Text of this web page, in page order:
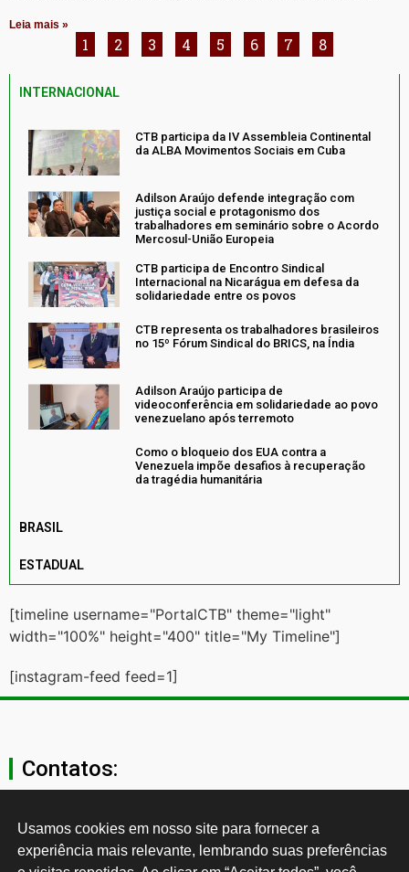
Leia mais »
1 2 3 4 5 6 7 8
INTERNACIONAL
CTB participa da IV Assembleia Continental
da ALBA Movimentos Sociais em Cuba
Adilson Araújo defende integração com
justiça social e protagonismo dos
trabalhadores em seminário sobre o Acordo
Mercosul-União Europeia
CTB participa de Encontro Sindical
Internacional na Nicarágua em defesa da
solidariedade entre os povos
CTB representa os trabalhadores brasileiros
no 15º Fórum Sindical do BRICS, na Índia
Adilson Araújo participa de
videoconferência em solidariedade ao povo
venezuelano após terremoto
Como o bloqueio dos EUA contra a
Venezuela impõe desafios à recuperação
da tragédia humanitária
BRASIL
ESTADUAL
[timeline username="PortalCTB" theme="light"
width="100%" height="400" title="My Timeline"]
[instagram-feed feed=1]
Contatos:
secgeral@ctb.org.br
11 3874-0040
Usamos cookies em nosso site para fornecer a
experiência mais relevante, lembrando suas preferências